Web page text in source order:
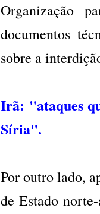
Organização
documentos
sobre a
Irã: "ataques
Síria".
Por outro lado,
de Estado